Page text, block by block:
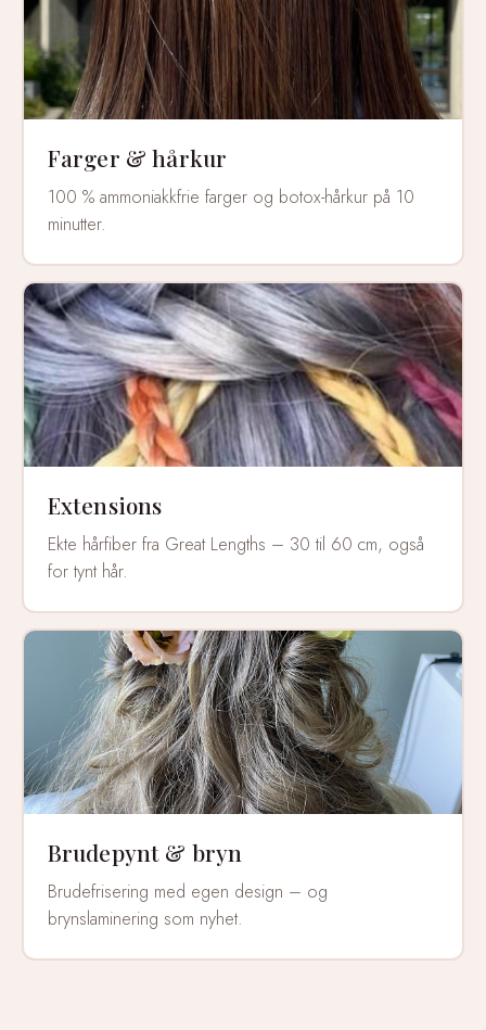
Farger & hårkur
100 % ammoniakkfrie farger og botox-hårkur på 10
minutter.
Extensions
Ekte hårfiber fra Great Lengths – 30 til 60 cm, også
for tynt hår.
Brudepynt & bryn
Brudefrisering med egen design – og
brynslaminering som nyhet.